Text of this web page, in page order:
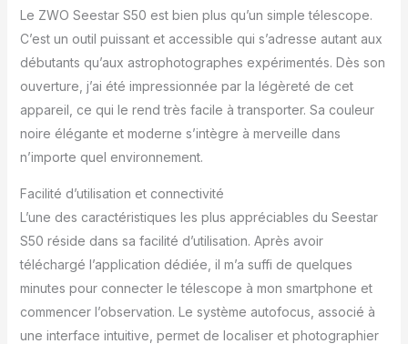
chauffage anti-rosée, le
tout ne pesant que 2,5
kg Images propres et à
faible bruit : l'optique
de qualité
professionnelle fournit
des images nettes du
maintenant un excellent
contrôle de l'aberration
chromatique. Le
revêtement de haute
qualité inclus sur la
lentille aide à réduire la
perte de lumière et vous
permet de tirer le
Le ZWO Seestar S50 est bien plus qu’un simple télescope.
C’est un outil puissant et accessible qui s’adresse autant aux
débutants qu’aux astrophotographes expérimentés. Dès son
ouverture, j’ai été impressionnée par la légèreté de cet
appareil, ce qui le rend très facile à transporter. Sa couleur
noire élégante et moderne s’intègre à merveille dans
n’importe quel environnement.
Facilité d’utilisation et connectivité
L’une des caractéristiques les plus appréciables du Seestar
S50 réside dans sa facilité d’utilisation. Après avoir
téléchargé l’application dédiée, il m’a suffi de quelques
minutes pour connecter le télescope à mon smartphone et
commencer l’observation. Le système autofocus, associé à
une interface intuitive, permet de localiser et photographier